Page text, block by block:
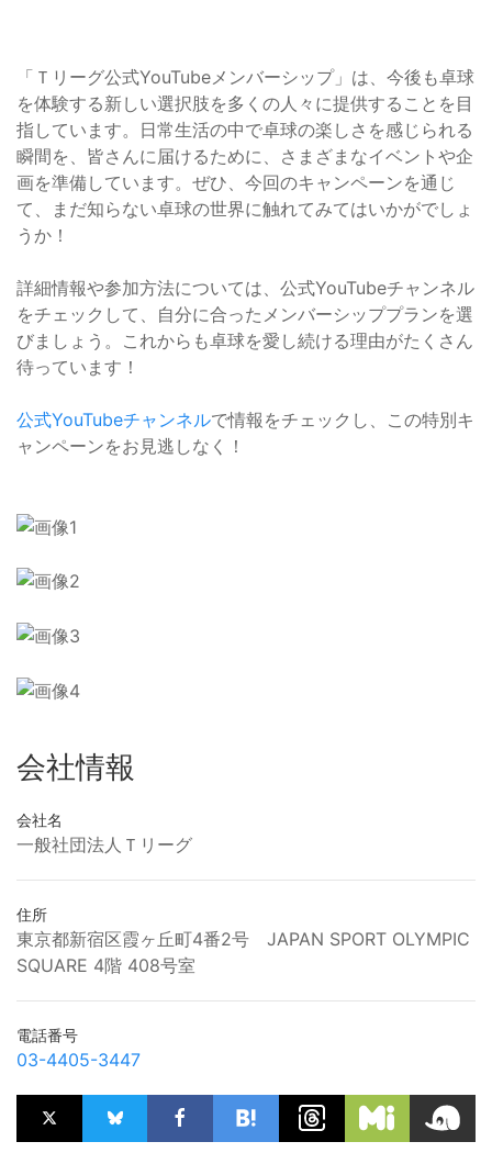
「Ｔリーグ公式YouTubeメンバーシップ」は、今後も卓球
を体験する新しい選択肢を多くの人々に提供することを目
指しています。日常生活の中で卓球の楽しさを感じられる
瞬間を、皆さんに届けるために、さまざまなイベントや企
画を準備しています。ぜひ、今回のキャンペーンを通じ
て、まだ知らない卓球の世界に触れてみてはいかがでしょ
うか！
詳細情報や参加方法については、公式YouTubeチャンネル
をチェックして、自分に合ったメンバーシッププランを選
びましょう。これからも卓球を愛し続ける理由がたくさん
待っています！
公式YouTubeチャンネルで情報をチェックし、この特別キ
ャンペーンをお見逃しなく！
会社情報
会社名
一般社団法人Ｔリーグ
住所
東京都新宿区霞ヶ丘町4番2号 JAPAN SPORT OLYMPIC
SQUARE 4階 408号室
電話番号
03-4405-3447